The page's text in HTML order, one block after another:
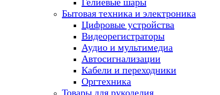
Бытовая техника и электроника
Цифровые устройства
Видеорегистраторы
Аудио и мультимедиа
Автосигнализации
Кабели и переходники
Оргтехника
Товары для рукоделия